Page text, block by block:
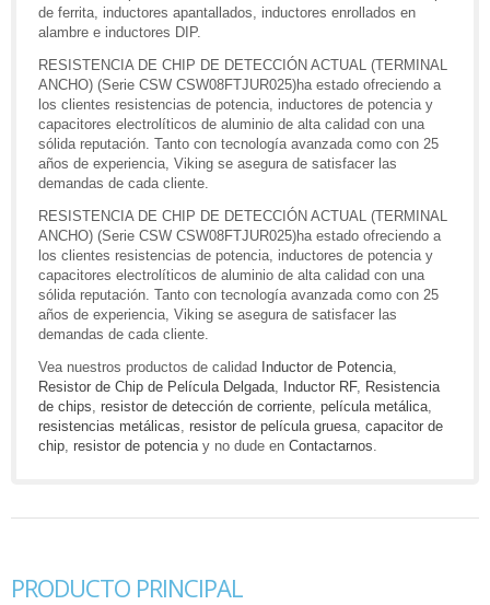
de ferrita, inductores apantallados, inductores enrollados en
alambre e inductores DIP.
RESISTENCIA DE CHIP DE DETECCIÓN ACTUAL (TERMINAL
ANCHO) (Serie CSW CSW08FTJUR025)ha estado ofreciendo a
los clientes resistencias de potencia, inductores de potencia y
capacitores electrolíticos de aluminio de alta calidad con una
sólida reputación. Tanto con tecnología avanzada como con 25
años de experiencia, Viking se asegura de satisfacer las
demandas de cada cliente.
RESISTENCIA DE CHIP DE DETECCIÓN ACTUAL (TERMINAL
ANCHO) (Serie CSW CSW08FTJUR025)ha estado ofreciendo a
los clientes resistencias de potencia, inductores de potencia y
capacitores electrolíticos de aluminio de alta calidad con una
sólida reputación. Tanto con tecnología avanzada como con 25
años de experiencia, Viking se asegura de satisfacer las
demandas de cada cliente.
Vea nuestros productos de calidad Inductor de Potencia
Resistor de Chip de Película Delgada Inductor RF, Resistencia
de chips resistor de detección de corriente película metálica
resistencias metálicas resistor de película gruesa capacitor de
chip resistor de potencia y no dude en Contactarnos
PRODUCTO PRINCIPAL